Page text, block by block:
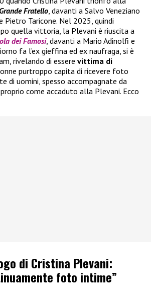
Grande Fratello, davanti a Salvo Veneziano
Pietro Taricone. Nel 2025, quindi
quella vittoria, la Plevani è riuscita a
dei Famosi, davanti a Mario Adinolfi e
fa l’ex gieffina ed ex naufraga, si è
rivelando di essere vittima di
purtroppo capita di ricevere foto
di uomini, spesso accompagnate da
come accaduto alla Plevani. Ecco
di Cristina Plevani:
foto intime”